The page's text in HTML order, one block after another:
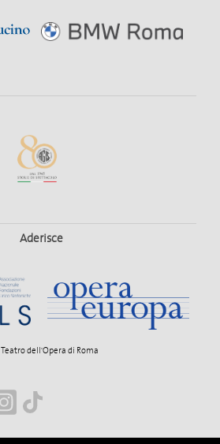
Aderisce
Teatro dell'Opera di Roma